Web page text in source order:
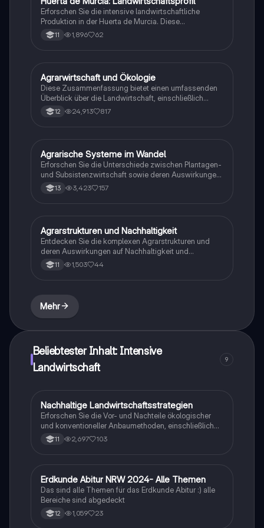
Landwirtschaft. Ideal für die Vorbereitung auf
Erdkundeklausuren.
Erforschen Sie die intensive landwirtschaftliche
Produktion in der Huerta de Murcia. Diese
Zusammenfassung behandelt die geografische Lage,
klimatische Vorteile für den Anbau, innovative
Studierende der Agrarwissenschaften und Geografie.
11 1,896 62
Geographie/Erdkunde
Agrarwirtschaft und Ökologie
Diese Zusammenfassung bietet einen umfassenden
Überblick über die Landwirtschaft, einschließlich
Plantagenwirtschaft, Gewächshausanbau,
Bodendegradation und die Auswirkungen auf das
Herausforderungen der modernen Agrarproduktion.
Ideal für das Abitur im Fach Erdkunde.
12 24,913 817
Geographie/Erdkunde
Agrarische Systeme im Wandel
Erforschen Sie die Unterschiede zwischen Plantagen-
und Subsistenzwirtschaft sowie deren Auswirkungen
auf Entwicklungsländer. Diese Zusammenfassung
behandelt zentrale Themen wie den
Abiturienten, die sich auf das Fach Erdkunde
vorbereiten.
13 3,423 157
Geographie/Erdkunde
Agrarstrukturen und Nachhaltigkeit
Entdecken Sie die komplexen Agrarstrukturen und
deren Auswirkungen auf Nachhaltigkeit und
Wirtschaft. Diese Zusammenfassung behandelt
Themen wie den Strukturwandel in der
öffentlichen Politik. Ideal für Studierende, die sich mit
nachhaltiger Entwicklung und landwirtschaftlicher
Produktion auseinandersetzen möchten.
11 1,503 44
Mehr
Beliebtester Inhalt: Intensive
Landwirtschaft
9
Geographie/Erdkunde
Nachhaltige Landwirtschaftsstrategien
Erforschen Sie die Vor- und Nachteile ökologischer
und konventioneller Anbaumethoden, einschließlich
Plantagenwirtschaft, Kleinbauern und den Einfluss von
intensiver und extensiver Landwirtschaft auf Umwelt
Praktiken, den Nährstoffkreislauf und die
Herausforderungen in tropischen Regionen.
11 2,697 103
Geographie/Erdkunde
Erdkunde Abitur NRW 2024- Alle Themen
Das sind alle Themen für das Erdkunde Abitur :) alle
Bereiche sind abgedeckt
12 1,059 23